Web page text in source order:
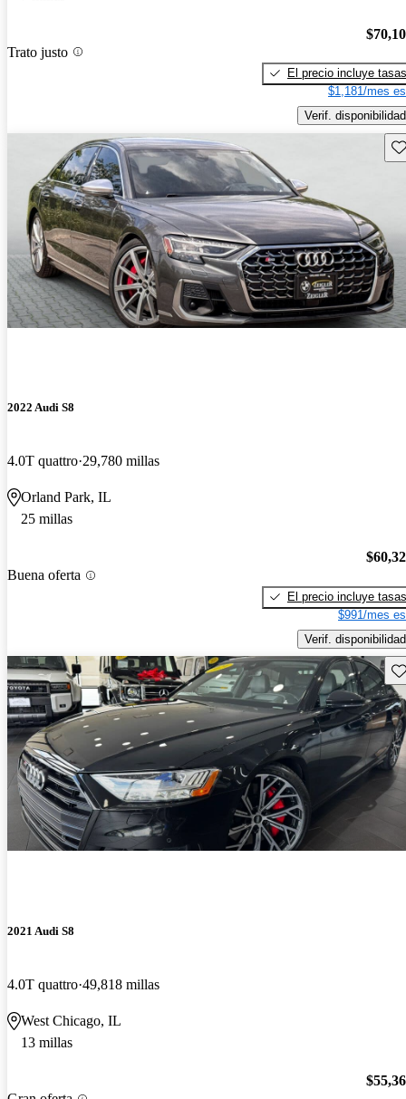
Trato justo
El precio incluye tasas
$1,181/mes
Verif. disponibilidad
2022 Audi S8
4.0T quattro 29,780 millas
Orland Park, IL
25 millas
Buena oferta
El precio incluye tasas
$991/mes
Verif. disponibilidad
2021 Audi S8
4.0T quattro 49,818 millas
West Chicago, IL
13 millas